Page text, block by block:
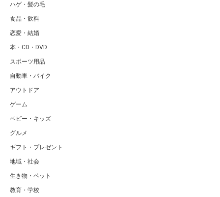
ハゲ・髪の毛
食品・飲料
恋愛・結婚
本・CD・DVD
スポーツ用品
自動車・バイク
アウトドア
ゲーム
ベビー・キッズ
グルメ
ギフト・プレゼント
地域・社会
生き物・ペット
教育・学校